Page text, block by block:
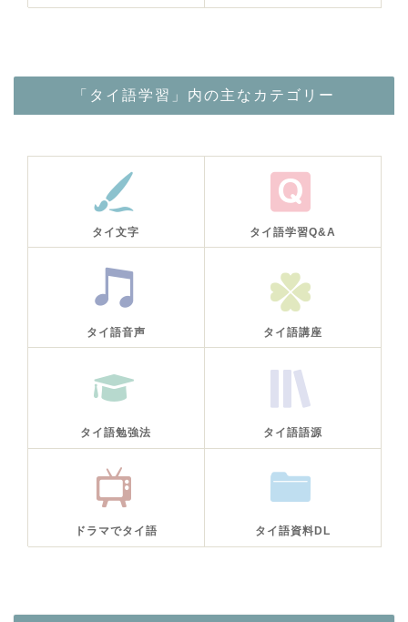
「タイ語学習」内の主なカテゴリー
タイ文字 タイ語学習Q&A
タイ語音声 タイ語講座
タイ語勉強法 タイ語語源
ドラマでタイ語 タイ語資料DL